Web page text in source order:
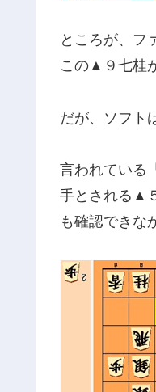
ところが、フ
この▲９七桂
だが、ソフト
言われている
手とされる▲
も確認できな